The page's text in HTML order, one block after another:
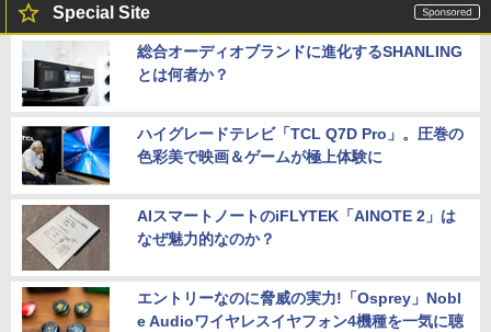
Special Site
総合オーディオブランドに進化するSHANLING
とは何者か？
ハイグレードテレビ「TCL Q7D Pro」。圧巻の
色彩美で映画＆ゲームが極上体験に
AIスマートノートのiFLYTEK「AINOTE 2」は
なぜ魅力的なのか？
エントリーなのに脅威の実力!「Osprey」Nobl
e Audioワイヤレスイヤフォン4機種を一気に聴